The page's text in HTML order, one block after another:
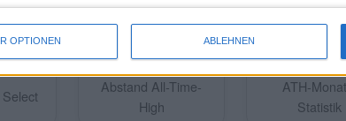
OPTIONEN ABLEHNEN
Abstand All-Time-
High
ATH-
Statistik